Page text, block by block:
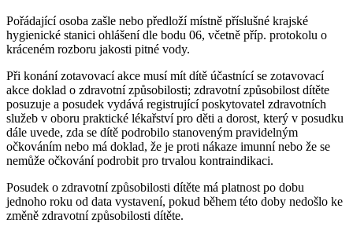
Pořádající osoba zašle nebo předloží místně příslušné krajské
hygienické stanici ohlášení dle bodu 06, včetně příp. protokolu o
kráceném rozboru jakosti pitné vody.
Při konání zotavovací akce musí mít dítě účastnící se zotavovací
akce doklad o zdravotní způsobilosti; zdravotní způsobilost dítěte
posuzuje a posudek vydává registrující poskytovatel zdravotních
služeb v oboru praktické lékařství pro děti a dorost, který v posudku
dále uvede, zda se dítě podrobilo stanoveným pravidelným
očkováním nebo má doklad, že je proti nákaze imunní nebo že se
nemůže očkování podrobit pro trvalou kontraindikaci.
Posudek o zdravotní způsobilosti dítěte má platnost po dobu
jednoho roku od data vystavení, pokud během této doby nedošlo ke
změně zdravotní způsobilosti dítěte.